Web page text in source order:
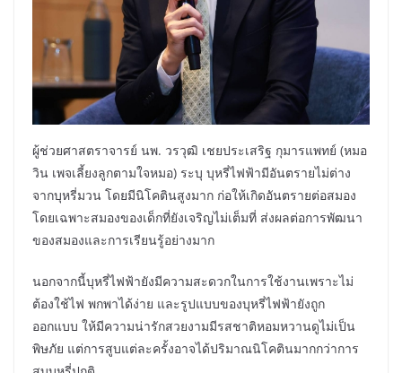
ผู้ช่วยศาสตราจารย์ นพ. วรวุฒิ เชยประเสริฐ กุมารแพทย์ (หมอ
วิน เพจเลี้ยงลูกตามใจหมอ) ระบุ บุหรี่ไฟฟ้ามีอันตรายไม่ต่าง
จากบุหรี่มวน โดยมีนิโคตินสูงมาก ก่อให้เกิดอันตรายต่อสมอง
โดยเฉพาะสมองของเด็กที่ยังเจริญไม่เต็มที่ ส่งผลต่อการพัฒนา
ของสมองและการเรียนรู้อย่างมาก
นอกจากนี้บุหรี่ไฟฟ้ายังมีความสะดวกในการใช้งานเพราะไม่
ต้องใช้ไฟ พกพาได้ง่าย และรูปแบบของบุหรี่ไฟฟ้ายังถูก
ออกแบบ ให้มีความน่ารักสวยงามมีรสชาติหอมหวานดูไม่เป็น
พิษภัย แต่การสูบแต่ละครั้งอาจได้ปริมาณนิโคตินมากกว่าการ